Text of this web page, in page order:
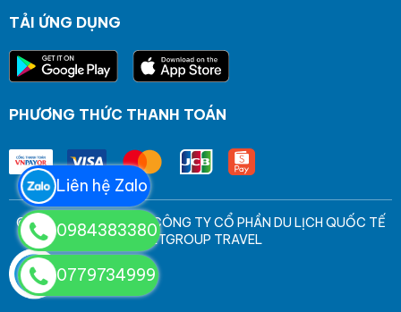
TẢI ỨNG DỤNG
PHƯƠNG THỨC THANH TOÁN
© Bản quyền thuộc về CÔNG TY CỔ PHẦN DU LỊCH QUỐC TẾ
VIETGROUP TRAVEL
0984383380
0779734999
Liên hệ Zalo